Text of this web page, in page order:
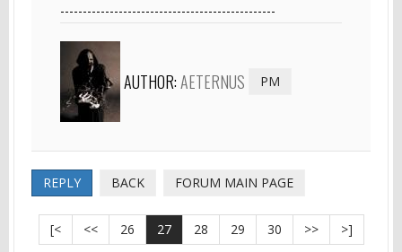
------------------------------------------------
AUTHOR:AETERNUS PM
REPLY BACK FORUM MAIN PAGE
[< << 26 27 28 29 30 >> >]